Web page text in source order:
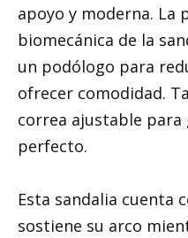
apoyo y moderna.
biomecánica de la
un podólogo para
ofrecer comodidad.
correa ajustable
perfecto.
Esta sandalia cuenta
sostiene su arco